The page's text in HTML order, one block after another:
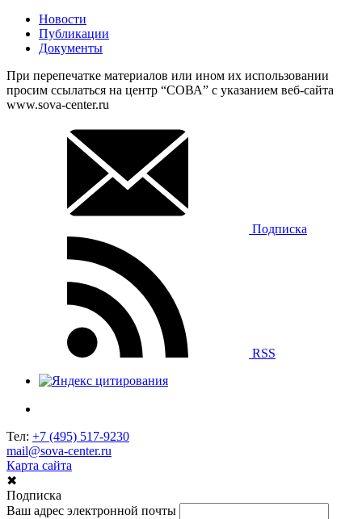
Новости
Публикации
Документы
При перепечатке материалов или ином их использовании
просим ссылаться на центр “СОВА” с указанием веб-сайта
www.sova-center.ru
Подписка
RSS
Тел: +7 (495) 517-9230
mail@sova-center.ru
Карта сайта
✖
Подписка
Ваш адрес электронной почты